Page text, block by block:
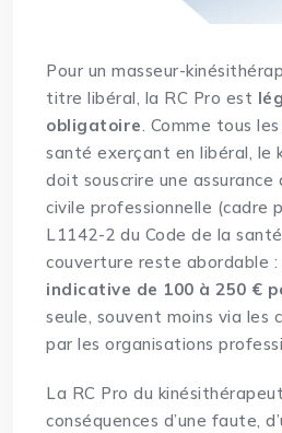
Pour un masseur-
titre libéral, la RC Pro est
obligatoire. Comme tous
santé exerçant en libéral, le
doit souscrire une
civile professionnelle (cadre
L1142-2 du Code de la
couverture reste abordable :
indicative de 100 à 250 €
seule, souvent moins via les
par les organisations
La RC Pro du
conséquences d’une faute,